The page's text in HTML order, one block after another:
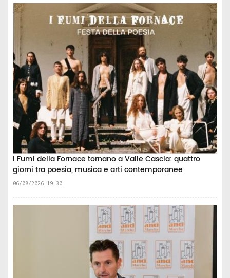
I Fumi della Fornace tornano a Valle Cascia: quattro
giorni tra poesia, musica e arti contemporanee
06/08/2026 19:30